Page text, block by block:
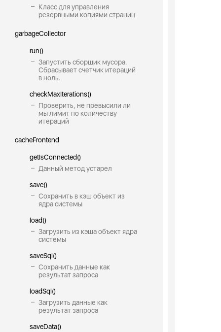
Класс для управления
резервными копиями страниц
garbageCollector
run()
Запустить сборщик мусора.
Сбрасывает счетчик итераций
в ноль.
checkMaxIterations()
Проверить, не превысили ли
мы лимит по количеству
итераций
cacheFrontend
getIsConnected()
Данный метод устарел
save()
Сохранить в кэш объект из
ядра системы
load()
Загрузить из кэша объект ядра
системы
saveSql()
Сохранить данные как
результат запроса
loadSql()
Загрузить данные как
результат запроса
saveData()